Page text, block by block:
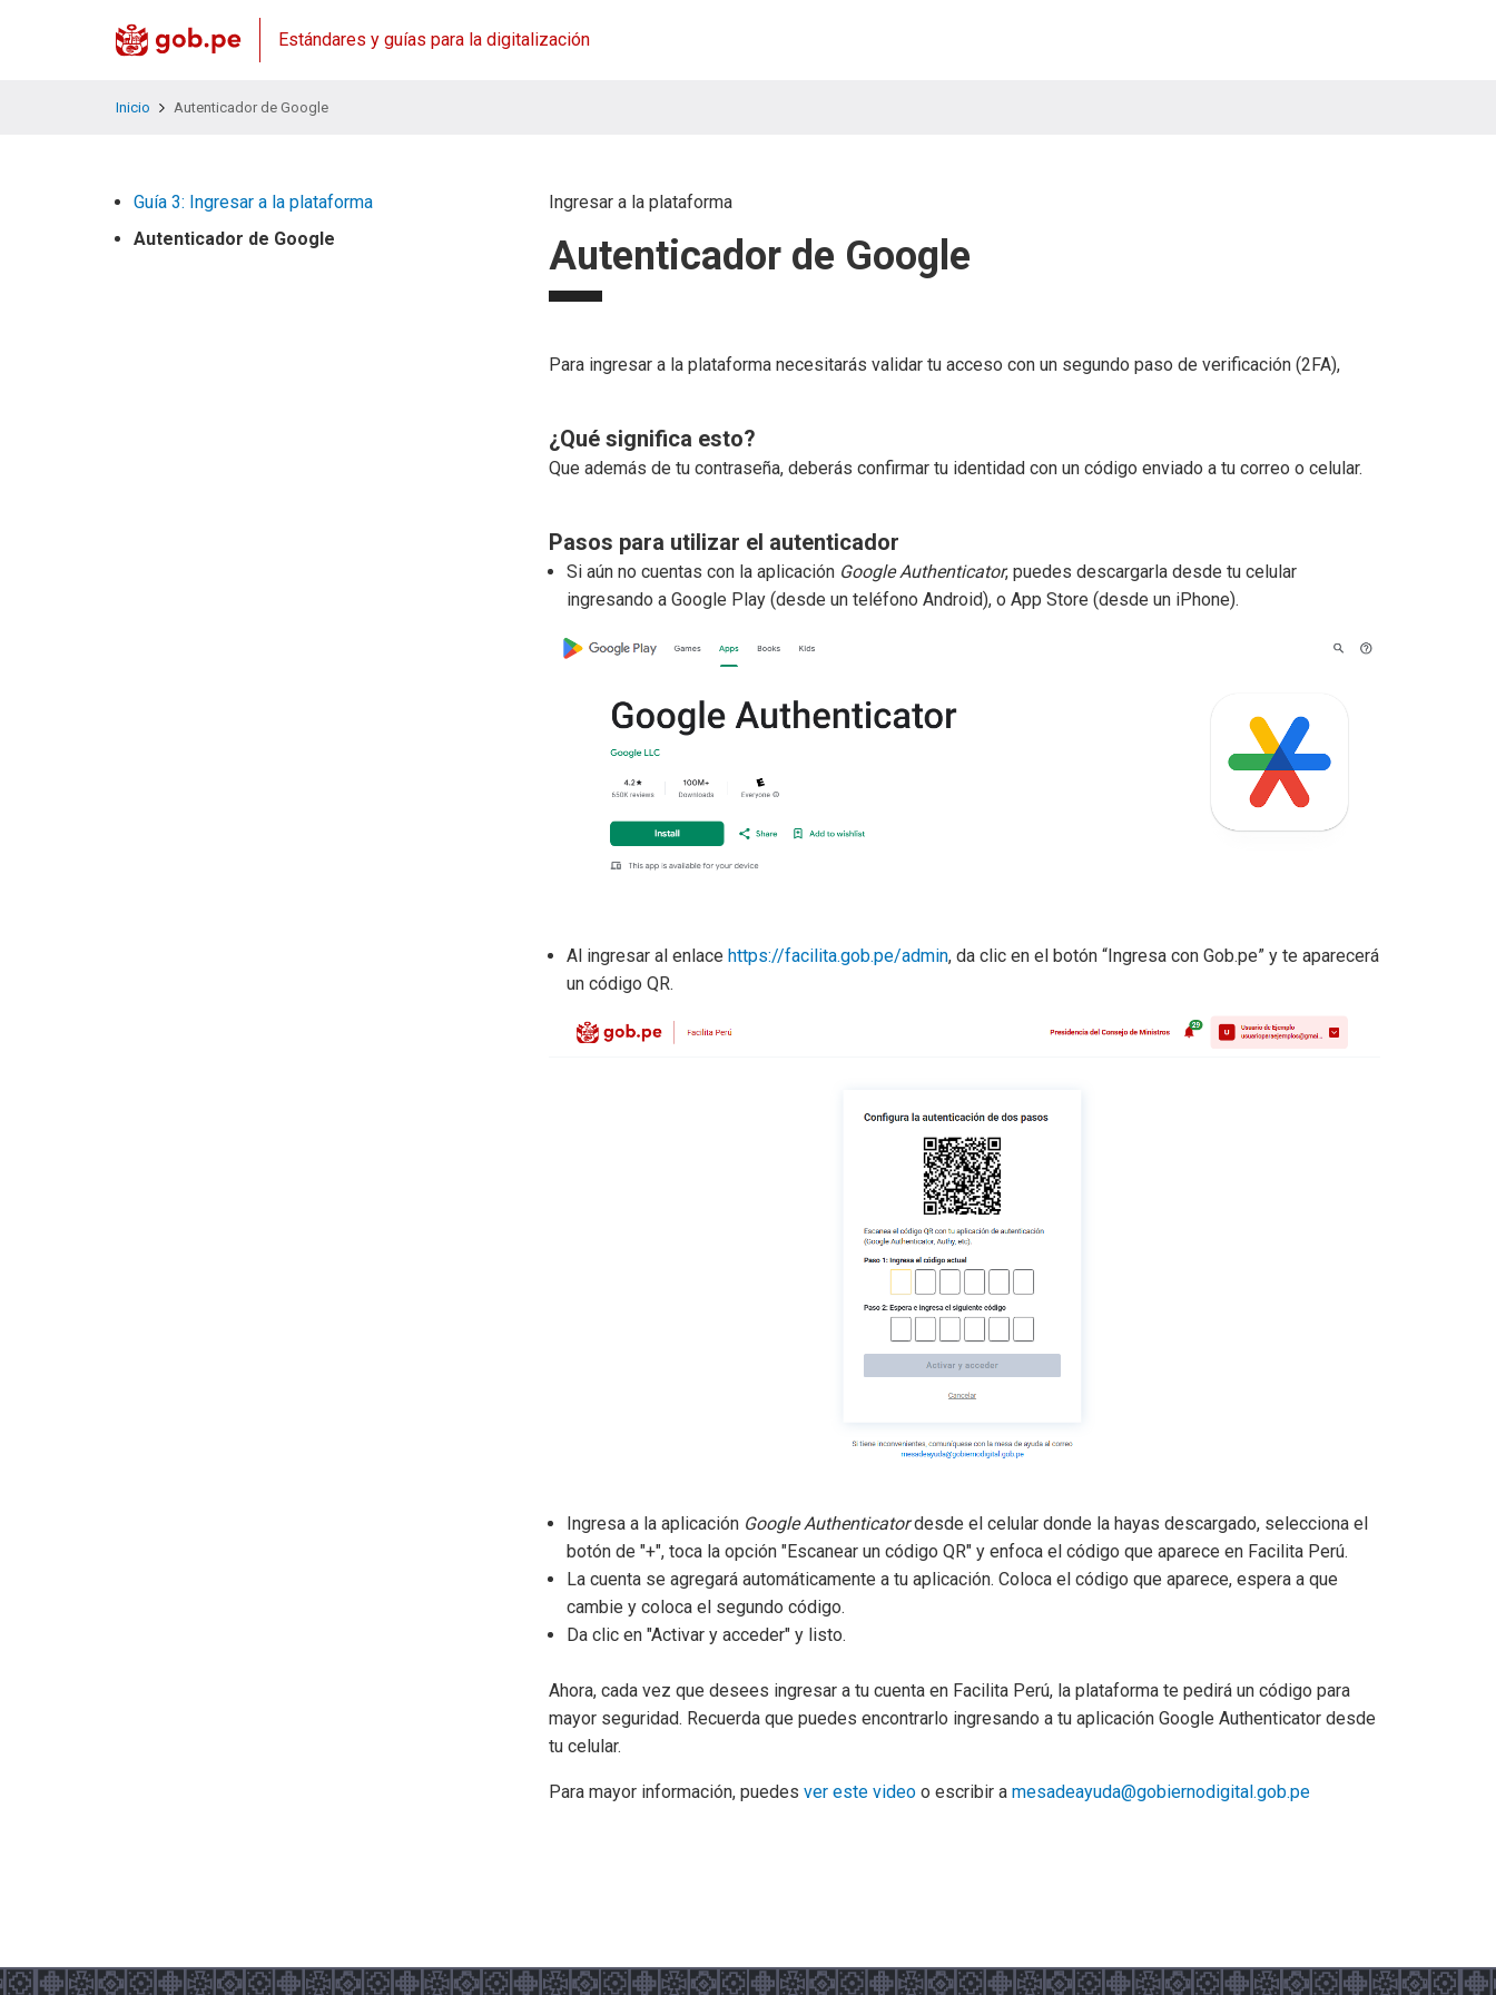
Estándares y guías para la digitalización
Inicio Autenticador de Google
Guía 3: Ingresar a la plataforma
Autenticador de Google
Ingresar a la plataforma
Autenticador de Google
Para ingresar a la plataforma necesitarás validar tu acceso con un segundo paso de verificación (2FA),
¿Qué significa esto?
Que además de tu contraseña, deberás confirmar tu identidad con un código enviado a tu correo o celular.
Pasos para utilizar el autenticador
Si aún no cuentas con la aplicación Google Authenticator, puedes descargarla desde tu celular
ingresando a Google Play (desde un teléfono Android), o App Store (desde un iPhone).
Al ingresar al enlacehttps://facilita.gob.pe/admin, da clic en el botón “Ingresa con Gob.pe” y te aparecerá
un código QR.
Ingresa a la aplicación Google Authenticatordesde el celular donde la hayas descargado, selecciona el
botón de "+", toca la opción "Escanear un código QR" y enfoca el código que aparece en Facilita Perú.
La cuenta se agregará automáticamente a tu aplicación. Coloca el código que aparece, espera a que
cambie y coloca el segundo código.
Da clic en "Activar y acceder" y listo.
Ahora, cada vez que desees ingresar a tu cuenta en Facilita Perú, la plataforma te pedirá un código para
mayor seguridad. Recuerda que puedes encontrarlo ingresando a tu aplicación Google Authenticator desde
tu celular.
Para mayor información, puedesver este video o escribir amesadeayuda@gobiernodigital.gob.pe